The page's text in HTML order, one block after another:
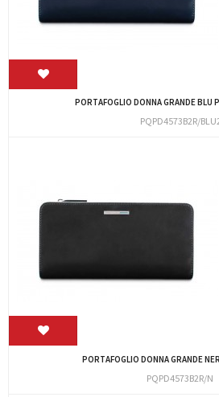
PORTAFOGLIO DONNA GRANDE BLU
PQPD4573B2R/
PORTAFOGLIO DONNA GRANDE
PQPD4573B2R/N